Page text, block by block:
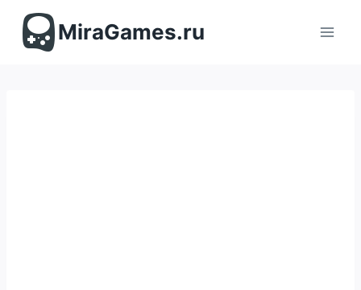
содержимомуMiraGames.ru